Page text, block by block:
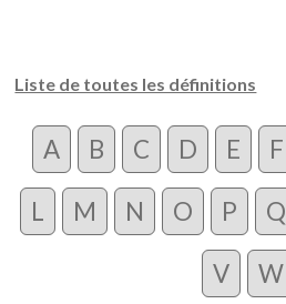
Liste de toutes les définitions
A B C D E F
L M N O P Q
V W